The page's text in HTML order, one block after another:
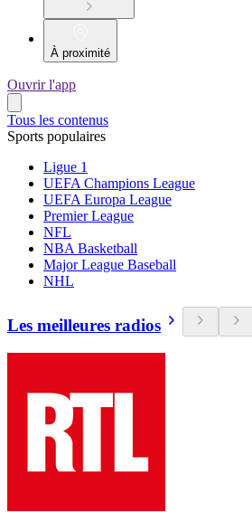
À proximité
Ouvrir l'app
Tous les contenus
Sports populaires
Ligue 1
UEFA Champions League
UEFA Europa League
Premier League
NFL
NBA Basketball
Major League Baseball
NHL
Les meilleures radios